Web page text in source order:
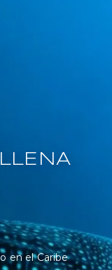
en el Caribe